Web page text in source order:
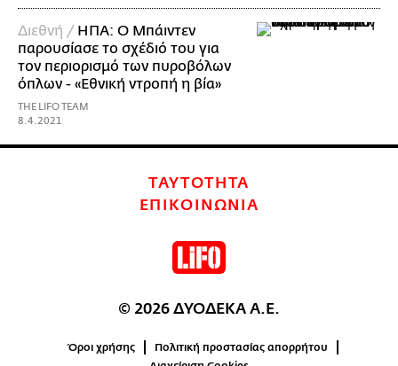
Διεθνή / ΗΠΑ: Ο Μπάιντεν
παρουσίασε το σχέδιό του για
τον περιορισμό των πυροβόλων
όπλων - «Εθνική ντροπή η βία»
THE LIFO TEAM
8.4.2021
ΤΑΥΤΟΤΗΤΑ
ΕΠΙΚΟΙΝΩΝΙΑ
© 2026 ΔΥΟΔΕΚΑ Α.Ε.
Όροι χρήσης
Πολιτική προστασίας απορρήτου